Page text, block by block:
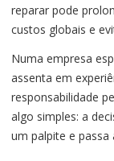
reparar pode
custos globais e
Numa empresa
assenta em
responsabilidade
algo simples: a
um palpite e passa